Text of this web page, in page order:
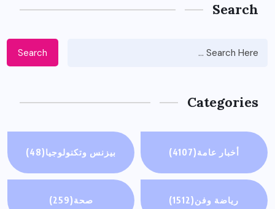
Search
Search
Categories
أخبار عامة(4107) بيزنس وتكنولوجيا(48)
رياضة وفن(1512) صحة(259)